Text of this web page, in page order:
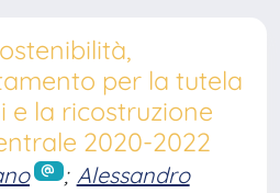
per la tutela
e la ricostruzione
2020-2022
; Alessandro